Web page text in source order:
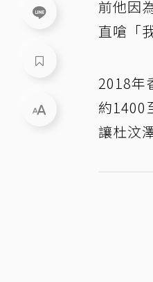
前他因
直嗆「
2018年
約1400
讓杜汶